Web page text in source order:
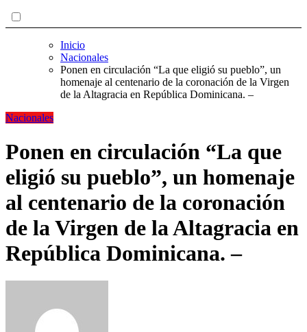
Inicio
Nacionales
Ponen en circulación “La que eligió su pueblo”, un
homenaje al centenario de la coronación de la Virgen
de la Altagracia en República Dominicana. –
Nacionales
Ponen en circulación “La que
eligió su pueblo”, un homenaje
al centenario de la coronación
de la Virgen de la Altagracia en
República Dominicana. –